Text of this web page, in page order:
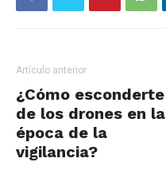
Artículo anterior
¿Cómo esconderte
de los drones en la
época de la
vigilancia?